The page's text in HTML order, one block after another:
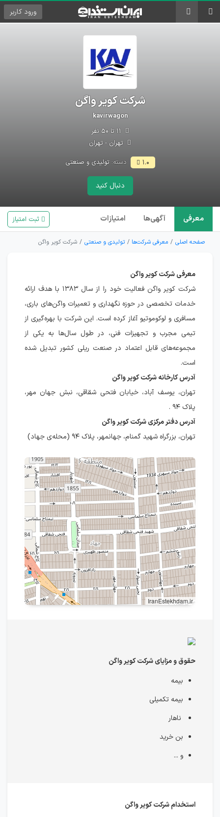
ورود کاربر
شرکت کویر واگن
kavirwagon
تهران - تهران
۱.۰ دسته:تولیدی و صنعتی
دنبال کنید
معرفی آگهی‌ها امتیازات ثبت امتیاز
صفحه اصلی معرفی شرکت‌ها تولیدی و صنعتی شرکت کویر واگن
معرفی شرکت کویر واگن
شرکت کویر واگن فعالیت خود را از سال ۱۳۸۳ با هدف ارائه
خدمات تخصصی در حوزه نگهداری و تعمیرات واگن‌های باری،
مسافری و لوکوموتیو آغاز کرده است. این شرکت با بهره‌گیری از
تیمی مجرب و تجهیزات فنی، در طول سال‌ها به یکی از
مجموعه‌های قابل اعتماد در صنعت ریلی کشور تبدیل شده
است.
آدرس کارخانه شرکت کویر واگن
تهران، یوسف آباد، خیابان فتحی شقاقی، نبش جهان مهر،
پلاک ۹۴ .
آدرس دفتر مرکزی شرکت کویر واگن
تهران، بزرگراه شهید گمنام، جهانمهر، پلاک ۹۴ (محله‌ی جهاد)
IranEstekhdam.ir
حقوق و مزایای شرکت کویر واگن
بیمه
بیمه تکمیلی
ناهار
بن خرید
و ...
استخدام شرکت کویر واگن